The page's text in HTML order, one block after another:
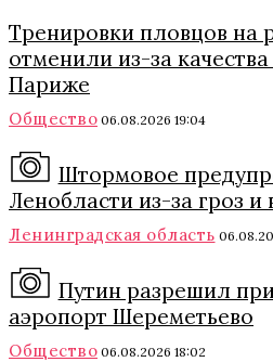
Тренировки пловцов на
отменили из-за
Париже
Общество 06.08.2026 19:04
Штормовое
Ленобласти из-за гроз и
Ленинградская область
Путин разрешил
аэропорт Шереметьево
Общество 06.08.2026 18:02